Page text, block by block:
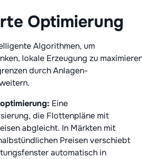
Optimierung
Algorithmen, um
lokale Erzeugung zu
durch Anlagen-
Eine
die Flottenpläne mit
abgleicht. In Märkten mit
Preisen verschiebt
automatisch in